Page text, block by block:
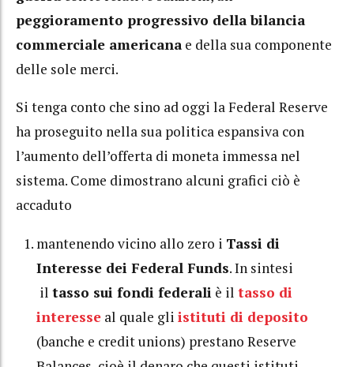
peggioramento progressivo della bilancia
commerciale americana e della sua componente
delle sole merci.
Si tenga conto che sino ad oggi la Federal Reserve
ha proseguito nella sua politica espansiva con
l’aumento dell’offerta di moneta immessa nel
sistema. Come dimostrano alcuni grafici ciò è
accaduto
mantenendo vicino allo zero i Tassi di
Interesse dei Federal Funds. In sintesi
iltasso sui fondi federali è iltasso di
interesse al quale gliistituti di deposito
(banche e credit unions) prestano Reserve